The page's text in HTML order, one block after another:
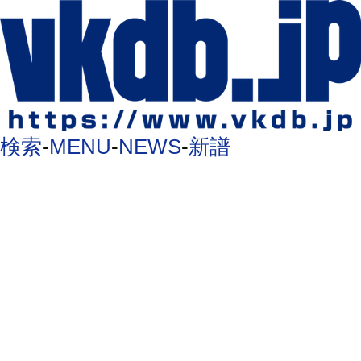
検索-MENU-NEWS-新譜